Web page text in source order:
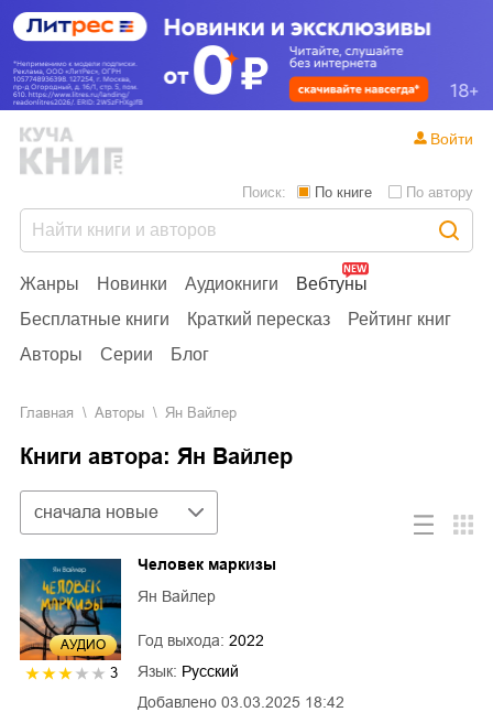
Жанры Новинки Аудиокниги
Вебтуны
Бесплатные книги
Краткий пересказ
Рейтинг книг
Авторы
Серии Блог
Поиск: По книге По автору
Войти
Главная Aвторы Ян Вайлер
Книги автора: Ян Вайлер
Сортировка
сначала новые
AУДИО
3
Добавлено 03.03.2025 18:42
Человек маркизы
Ян Вайлер
Год выхода: 2022
Язык: Русский